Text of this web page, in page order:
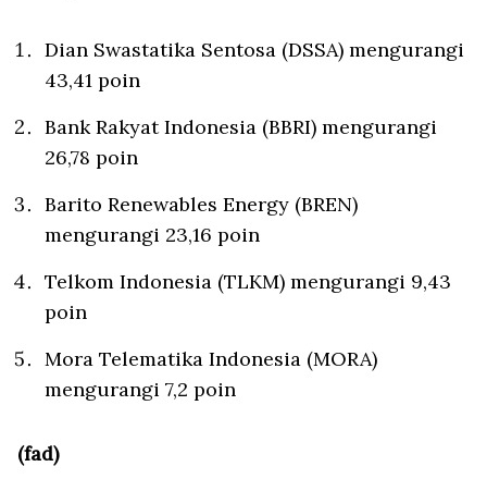
Dian Swastatika Sentosa (DSSA) mengurangi
43,41 poin
Bank Rakyat Indonesia (BBRI) mengurangi
26,78 poin
Barito Renewables Energy (BREN)
mengurangi 23,16 poin
Telkom Indonesia (TLKM) mengurangi 9,43
poin
Mora Telematika Indonesia (MORA)
mengurangi 7,2 poin
(fad)